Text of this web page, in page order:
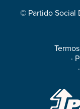
© Partido Social
·
·
Media